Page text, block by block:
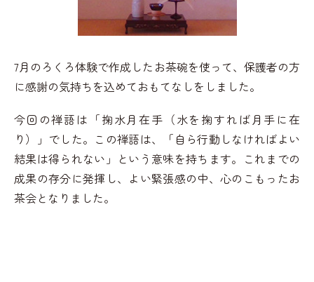
7月のろくろ体験で作成したお茶碗を使って、保護者の方
に感謝の気持ちを込めておもてなしをしました。
今回の禅語は「掬水月在手（水を掬すれば月手に在
り）」でした。この禅語は、「自ら行動しなければよい
結果は得られない」という意味を持ちます。これまでの
成果の存分に発揮し、よい緊張感の中、心のこもったお
茶会となりました。